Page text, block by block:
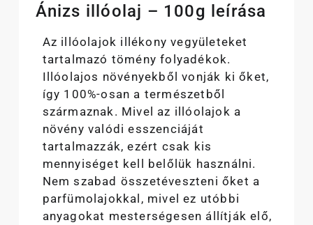
Ánizs illóolaj – 100g leírása
Az illóolajok illékony vegyületeket
tartalmazó tömény folyadékok.
Illóolajos növényekből vonják ki őket,
így 100%-osan a természetből
származnak. Mivel az illóolajok a
növény valódi esszenciáját
tartalmazzák, ezért csak kis
mennyiséget kell belőlük használni.
Nem szabad összetéveszteni őket a
parfümolajokkal, mivel ez utóbbi
anyagokat mesterségesen állítják elő,